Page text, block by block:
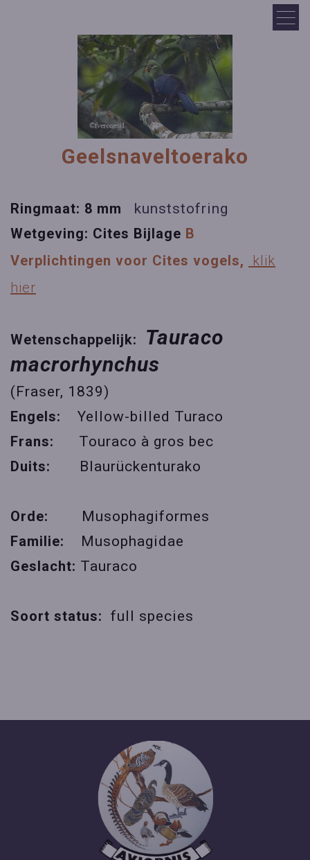
Geelsnaveltoerako
Ringmaat: 8 mm kunststofring
Wetgeving: Cites Bijlage B
Verplichtingen voor Cites vogels,
klik
hier
Wetenschappelijk: Tauraco
macrorhynchus
(Fraser, 1839)
Engels: Yellow-billed Turaco
Frans: Touraco à gros bec
Duits: Blaurückenturako
Orde: Musophagiformes
Familie: Musophagidae
Geslacht: Tauraco
Soort status: full species